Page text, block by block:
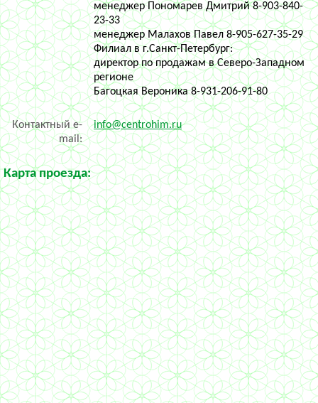
менеджер Пономарев Дмитрий 8-903-840-
23-33
менеджер Малахов Павел 8-905-627-35-29
Филиал в г.Санкт-Петербург:
директор по продажам в Северо-Западном
регионе
Багоцкая Вероника8-931-206-91-80
Контактный e-
mail:
info@centrohim.ru
Карта проезда: